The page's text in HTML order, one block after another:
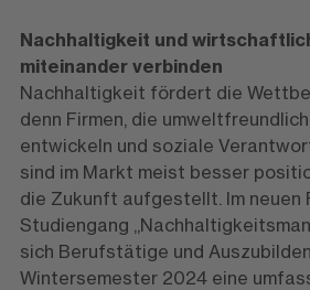
Nachhaltigkeit und
miteinander verbinden
Nachhaltigkeit fördert die
denn Firmen, die
entwickeln und soziale
sind im Markt meist besser
die Zukunft aufgestellt. Im neuen
Studiengang
sich Berufstätige und
Wintersemester 2024 eine